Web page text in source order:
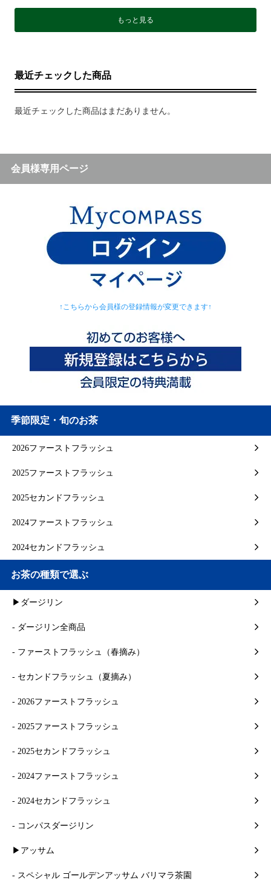
もっと見る
最近チェックした商品
最近チェックした商品はまだありません。
会員様専用ページ
↑こちらから会員様の登録情報が変更できます↑
季節限定・旬のお茶
2026ファーストフラッシュ
2025ファーストフラッシュ
2025セカンドフラッシュ
2024ファーストフラッシュ
2024セカンドフラッシュ
お茶の種類で選ぶ
▶ダージリン
- ダージリン全商品
- ファーストフラッシュ（春摘み）
- セカンドフラッシュ（夏摘み）
- 2026ファーストフラッシュ
- 2025ファーストフラッシュ
- 2025セカンドフラッシュ
- 2024ファーストフラッシュ
- 2024セカンドフラッシュ
- コンパスダージリン
▶アッサム
- スペシャル ゴールデンアッサム バリマラ茶園